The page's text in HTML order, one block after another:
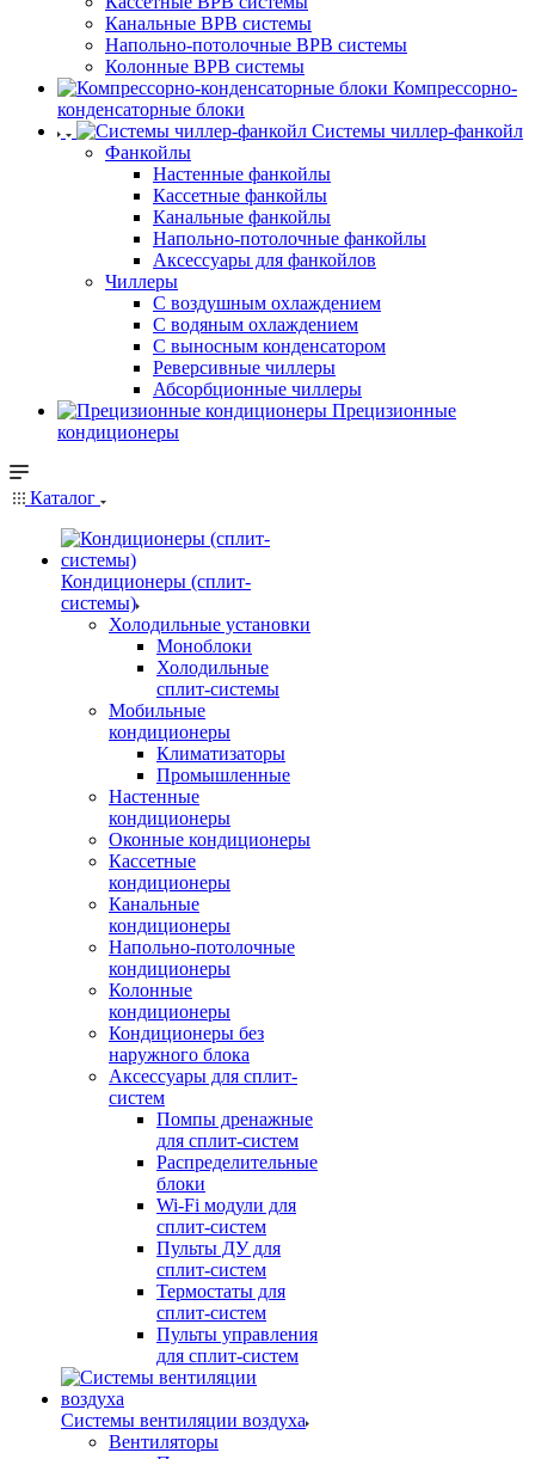
Канальные ВРВ системы
Напольно-потолочные ВРВ системы
Колонные ВРВ системы
Компрессорно-
конденсаторные блоки
Системы чиллер-фанкойл
Фанкойлы
Настенные фанкойлы
Кассетные фанкойлы
Канальные фанкойлы
Напольно-потолочные фанкойлы
Аксессуары для фанкойлов
Чиллеры
С воздушным охлаждением
С водяным охлаждением
С выносным конденсатором
Реверсивные чиллеры
Абсорбционные чиллеры
Прецизионные
кондиционеры
Каталог
Кондиционеры (сплит-
системы)
Холодильные установки
Моноблоки
Холодильные
сплит-системы
Мобильные
кондиционеры
Климатизаторы
Промышленные
Настенные
кондиционеры
Оконные кондиционеры
Кассетные
кондиционеры
Канальные
кондиционеры
Напольно-потолочные
кондиционеры
Колонные
кондиционеры
Кондиционеры без
наружного блока
Аксессуары для сплит-
систем
Помпы дренажные
для сплит-систем
Распределительные
блоки
Wi-Fi модули для
сплит-систем
Пульты ДУ для
сплит-систем
Термостаты для
сплит-систем
Пульты управления
для сплит-систем
Системы вентиляции воздуха
Вентиляторы